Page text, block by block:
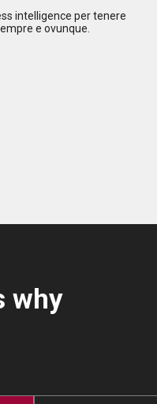
intelligence per tenere
e ovunque.
why